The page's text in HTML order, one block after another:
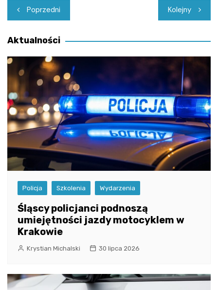
Nawigacja
wpisu
Poprzedni Kolejny
Aktualności
Policja Szkolenia Wydarzenia
Śląscy policjanci podnoszą
umiejętności jazdy motocyklem w
Krakowie
Krystian Michalski 30 lipca 2026